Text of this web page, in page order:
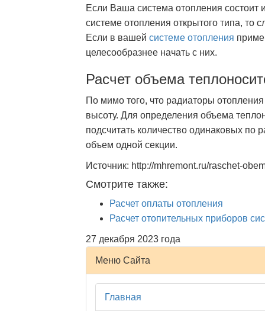
Если Ваша система отопления состоит
системе отопления открытого типа, то
Если в вашей системе отопления
целесообразнее начать с них.
Расчет объема
По мимо того, что радиаторы
высоту. Для определения объема
подсчитать количество одинаковых по
объем одной секции.
Источник: http://mhremont.ru/raschet-
Смотрите также:
Расчет оплаты отопления
Расчет отопительных приборов
27 декабря 2023 года
Меню Сайта
Главная